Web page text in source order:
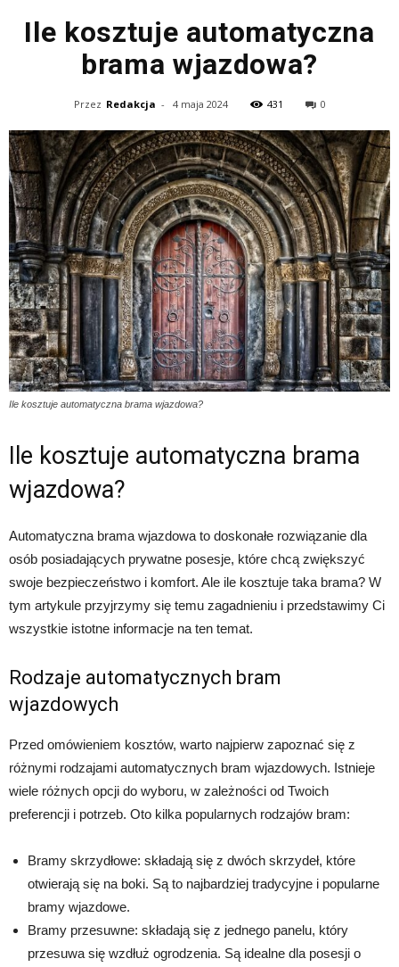
Ile kosztuje automatyczna
brama wjazdowa?
Przez Redakcja - 4 maja 2024 431 0
Ile kosztuje automatyczna brama wjazdowa?
Ile kosztuje automatyczna brama
wjazdowa?
Automatyczna brama wjazdowa to doskonałe rozwiązanie dla
osób posiadających prywatne posesje, które chcą zwiększyć
swoje bezpieczeństwo i komfort. Ale ile kosztuje taka brama? W
tym artykule przyjrzymy się temu zagadnieniu i przedstawimy Ci
wszystkie istotne informacje na ten temat.
Rodzaje automatycznych bram
wjazdowych
Przed omówieniem kosztów, warto najpierw zapoznać się z
różnymi rodzajami automatycznych bram wjazdowych. Istnieje
wiele różnych opcji do wyboru, w zależności od Twoich
preferencji i potrzeb. Oto kilka popularnych rodzajów bram:
Bramy skrzydłowe: składają się z dwóch skrzydeł, które
otwierają się na boki. Są to najbardziej tradycyjne i popularne
bramy wjazdowe.
Bramy przesuwne: składają się z jednego panelu, który
przesuwa się wzdłuż ogrodzenia. Są idealne dla posesji o